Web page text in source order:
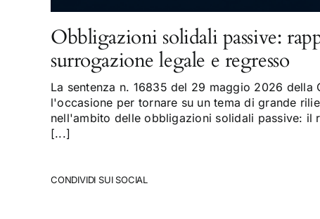
Obbligazioni solidali passive:
surrogazione legale e regresso
La sentenza n. 16835 del 29 maggio 2026 della
l'occasione per tornare su un tema di grande
nell'ambito delle obbligazioni solidali passive: il
[...]
CONDIVIDI SUI SOCIAL